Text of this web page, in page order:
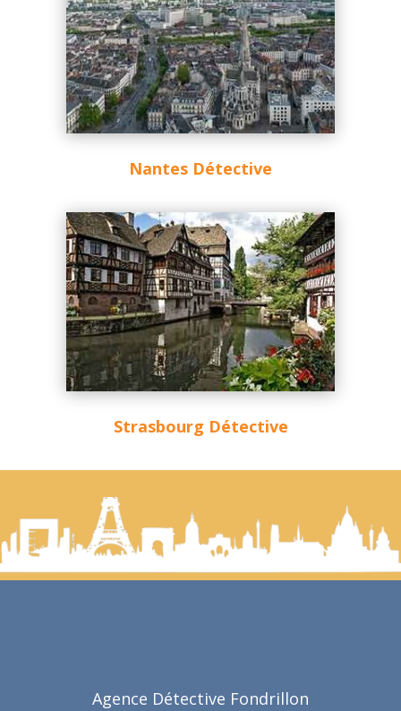
Nantes Détective
Strasbourg Détective
Agence Détective Fondrillon